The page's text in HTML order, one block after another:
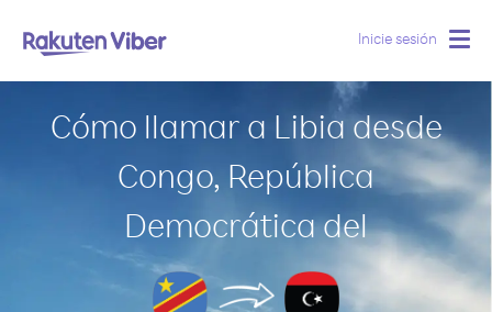
Inicie sesión
Cómo llamar a Libia desde
Congo, República
Democrática del